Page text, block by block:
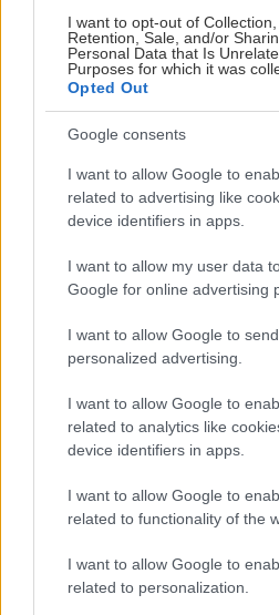
I want to opt-out of Collection,
Retention, Sale, and/or
Personal Data that Is
Purposes for which it was
Opted Out
Google consents
I want to allow Google to
related to advertising like
device identifiers in apps.
I want to allow my user data
Google for online advertising
I want to allow Google to
personalized advertising.
I want to allow Google to
related to analytics like
device identifiers in apps.
I want to allow Google to
related to functionality of the
I want to allow Google to
related to personalization.
άσυλο, κακοποιημένες
Στείλαμε κάποια στιγμή
ρωτούσαμε γιατί η έκθεση
Ελλάδα που παρέδωσαν
δεν είχε στοιχεία που να
απάντησαν ότι τα στοιχεία
αυτό δεν μπόρεσαν να
δεδομένα.
»Μετά, έκαναν μία έρευνα
των γυναικών. Σε μια
σχετικά, μετά από δική
περιπτώσεις λεσβιών στα
ότι είχαν μόνο δύο
παρέλειψαν. Πόση
γυναίκα όταν της λες ότι
τηλεφωνήματα, οι λεσβίες
αφορά;